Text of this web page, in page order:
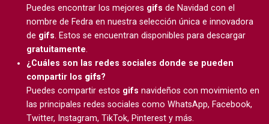
Puedes encontrar los mejores gifs de Navidad con el
nombre de Fedra en nuestra selección única e innovadora
de gifs. Estos se encuentran disponibles para descargar
gratuitamente.
¿Cuáles son las redes sociales donde se pueden
compartir los gifs?
Puedes compartir estos gifs navideños con movimiento en
las principales redes sociales como WhatsApp, Facebook,
Twitter, Instagram, TikTok, Pinterest y más.